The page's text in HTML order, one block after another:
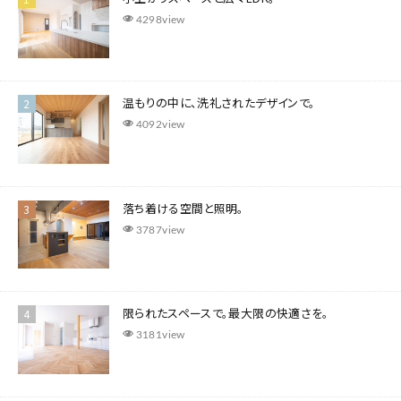
4298view
温もりの中に、洗礼されたデザインで。
4092view
落ち着ける空間と照明。
3787view
​限られたスペースで。最大限の快適さを。
3181view